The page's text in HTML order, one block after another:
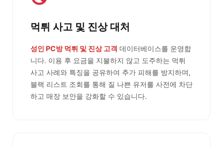
먹튀 사고 및 진상 대처
성인 PC방 먹튀 및 진상 고객 데이터베이스를 운영합
니다. 이용 후 요금을 지불하지 않고 도주하는 먹튀
사고 사례와 특징을 공유하여 추가 피해를 방지하며,
블랙 리스트 조회를 통해 질 나쁜 유저를 사전에 차단
하고 매장 보안을 강화할 수 있습니다.